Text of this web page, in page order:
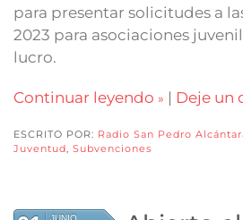
para presentar solicitudes a
2023 para asociaciones
lucro.
Continuar leyendo | Deje un
ESCRITO POR: Radio San Pedro
Juventud Subvenciones
JUNIO